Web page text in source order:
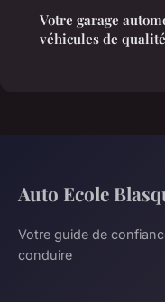
Votre garage
véhicules de qualité
Auto Ecole
Votre guide de
conduire